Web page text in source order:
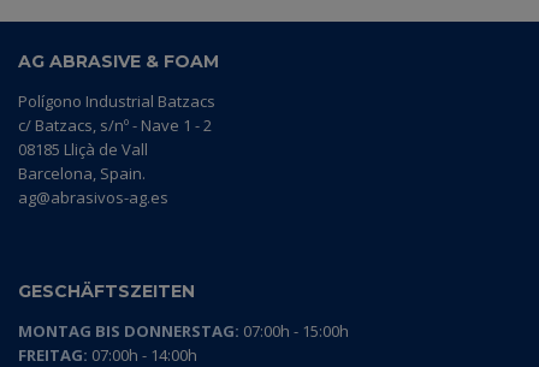
AG ABRASIVE & FOAM
Polígono Industrial Batzacs
c/ Batzacs, s/nº - Nave 1 - 2
08185 Lliçà de Vall
Barcelona, Spain.
ag@abrasivos-ag.es
GESCHÄFTSZEITEN
MONTAG BIS DONNERSTAG: 07:00h - 15:00h
FREITAG: 07:00h - 14:00h